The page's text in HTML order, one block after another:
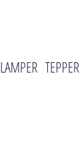
LAMPER TEPPER